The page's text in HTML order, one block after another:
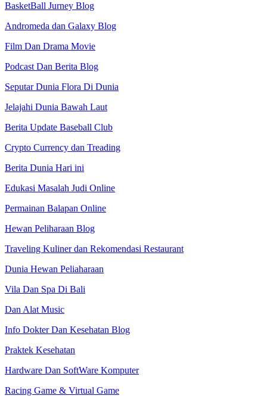
BasketBall Jurney Blog
Andromeda dan Galaxy Blog
Film Dan Drama Movie
Podcast Dan Berita Blog
Seputar Dunia Flora Di Dunia
Jelajahi Dunia Bawah Laut
Berita Update Baseball Club
Crypto Currency dan Treading
Berita Dunia Hari ini
Edukasi Masalah Judi Online
Permainan Balapan Online
Hewan Peliharaan Blog
Traveling Kuliner dan Rekomendasi Restaurant
Dunia Hewan Peliaharaan
Vila Dan Spa Di Bali
Dan Alat Music
Info Dokter Dan Kesehatan Blog
Praktek Kesehatan
Hardware Dan SoftWare Komputer
Racing Game & Virtual Game